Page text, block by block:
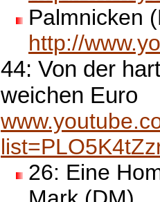
Palmnicken
http://
44: Von der
weichen Euro
26: Eine